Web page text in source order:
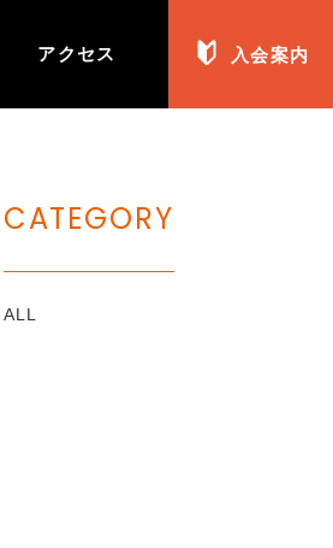
アクセス 入会案内
CATEGORY
ALL